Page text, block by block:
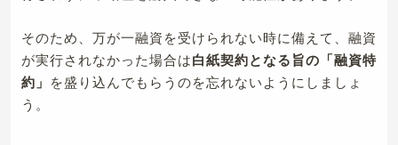
そのため、万が一融資を受けられない時に備えて、融資
が実行されなかった場合は白紙契約となる旨の「融資特
約」
を盛り込んでもらうのを忘れないようにしましょ
う。